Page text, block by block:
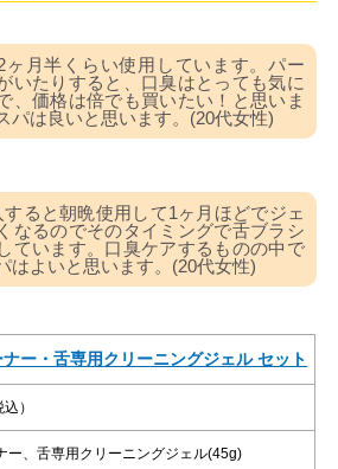
ヶ月半くらい使用しています。パー
いたりすると、口臭はとっても気に
、価格は倍でも買いたい！と思いま
パは良いと思います。(20代女性)
すると朝晩使用して1ヶ月ほどでジェ
なるのでそのタイミングで舌ブラシ
ています。口臭ケアするものの中で
はよいと思います。(20代女性)
ー・舌専用クリーニングジェル セット
）
ー、舌専用クリーニングジェル(45g)